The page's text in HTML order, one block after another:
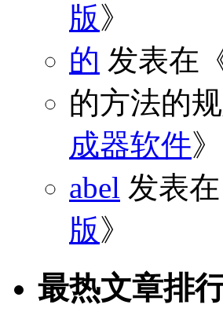
版》
的 发表在
的方法的
成器软件》
abel 发表
版》
最热文章排